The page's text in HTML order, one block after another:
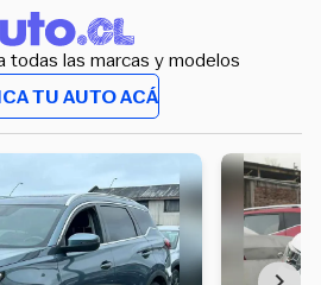
todas las marcas y modelos
TU AUTO ACÁ